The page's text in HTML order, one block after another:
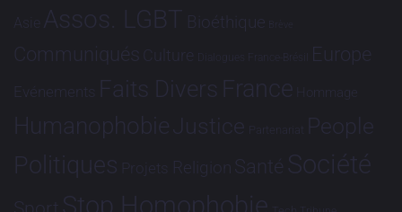
Asie Assos. LGBT Bioéthique Brève
Communiqués Culture Dialogues France-Brésil Europe
Evénements Faits Divers France Hommage
HumanophobieJustice Partenariat People
Politiques Projets Religion Santé Société